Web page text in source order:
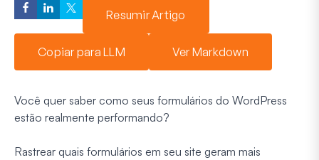
Resumir Artigo
Copiar para LLM Ver Markdown
Você quer saber como seus formulários do WordPress
estão realmente performando?
Rastrear quais formulários em seu site geram mais